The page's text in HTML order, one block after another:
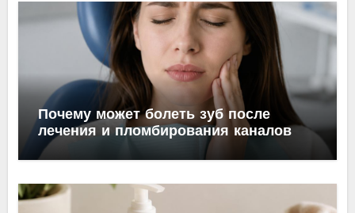
Почему может болеть зуб после
лечения и пломбирования каналов